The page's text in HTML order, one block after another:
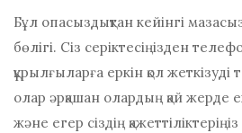
Бұл опасыздықтан кейінгі
бөлігі. Сіз серіктесіңізден
құрылғыларға еркін қол
олар әрқашан олардың қай жерде
және егер сіздің қажеттіліктеріңіз